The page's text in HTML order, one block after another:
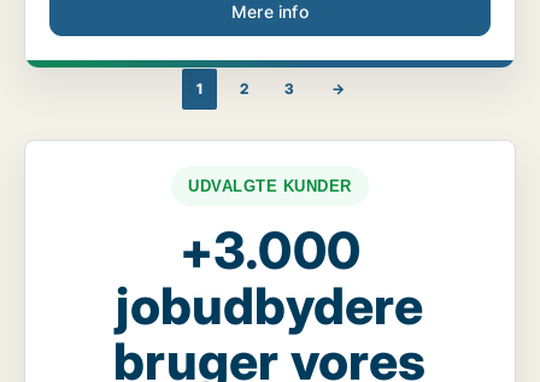
Mere info
1 2 3 →
UDVALGTE KUNDER
+3.000
jobudbydere
bruger vores